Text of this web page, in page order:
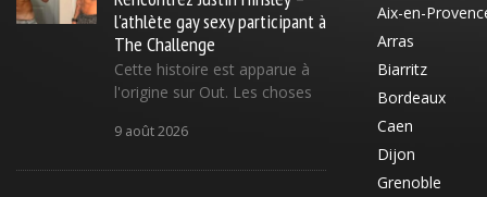
l'athlète gay sexy participant à
The Challenge
Cette histoire est apparue à
l'origine sur Out. Les choses
9 août 2026
Aix-en-
Arras
Biarritz
Bordeaux
Caen
Dijon
Grenoble